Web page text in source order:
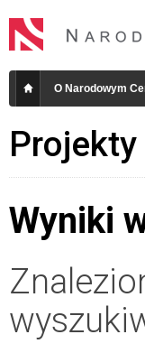
O Narodowym
Wyniki